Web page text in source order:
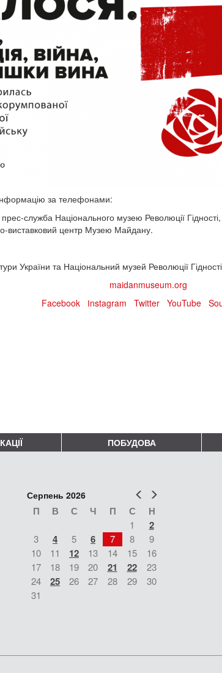
за телефонами:
служба Національного музею Революції Гідності,
виставковий центр Музею Майдану.
України та Національний музей Революції
maidanmuseum.org
Facebook
Іnstagram Twitter YouTube
ПОБУДОВА
Попер
Серпень 2026
П В С Ч П С Н
1 2
3 4 5 6 7 8
9
10
11 12 13 14 15
16
17
18 19 20 21 22
23
24
25 26 27 28 29
30
31